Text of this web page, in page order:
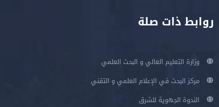
روابط ذات صلة
وزارة التعليم العالي و البحث العلمي
مركز البحث في الإعلام العلمي و التقني
الندوة الجهوية للشرق